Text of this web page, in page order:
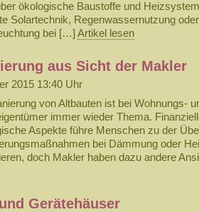
ökologische Baustoffe und
Solartechnik, Regenwassernutzung oder
bei […] Artikel lesen
aus Sicht der Makler
2015 13:40 Uhr
von Altbauten ist bei Wohnungs-
immer wieder Thema.
Aspekte führe Menschen zu der
bei Dämmung oder
doch Makler haben dazu andere
Gerätehäuser